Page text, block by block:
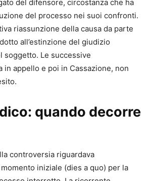
operativa, pensata per l’attività
e immediatamente utilizzabili
orientarsi tra riti, termini e
personalizzabile, incluso con l’acquisto
giuridici, unitamente al padre avv.
ausiliario presso la Corte di
al dicembre 2022, è attualmente
del difensore, circostanza che ha
del processo nei suoi confronti.
riassunzione della causa da parte
all’estinzione del giudizio
soggetto. Le successive
in appello e poi in Cassazione, non
quando decorre
controversia riguardava
iniziale (dies a quo) per la